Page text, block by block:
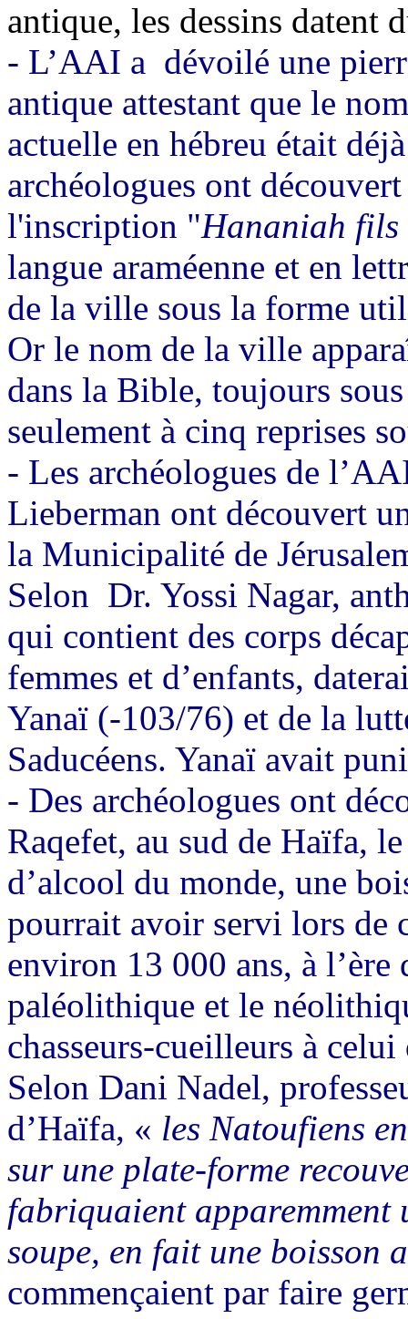
antique, les dessins datent
- L’AAI a dévoilé une
antique attestant que le
actuelle en hébreu était
archéologues ont
l'inscription "Hananiah fils
langue araméenne et en
de la ville sous la forme
Or le nom de la ville
dans la Bible, toujours
seulement à cinq reprises
- Les archéologues de
Lieberman ont découvert
la Municipalité de
Selon Dr. Yossi Nagar,
qui contient des corps
femmes et d’enfants,
Yanaï (-103/76) et de la
Saducéens. Yanaï avait
- Des archéologues ont
Raqefet, au sud de Haïfa,
d’alcool du monde, une
pourrait avoir servi lors de
environ 13 000 ans, à
paléolithique et le
chasseurs-cueilleurs à
Selon Dani Nadel,
d’Haïfa, « les Natoufiens
sur une plate-forme
fabriquaient apparemment
soupe, en fait une boisson
commençaient par faire